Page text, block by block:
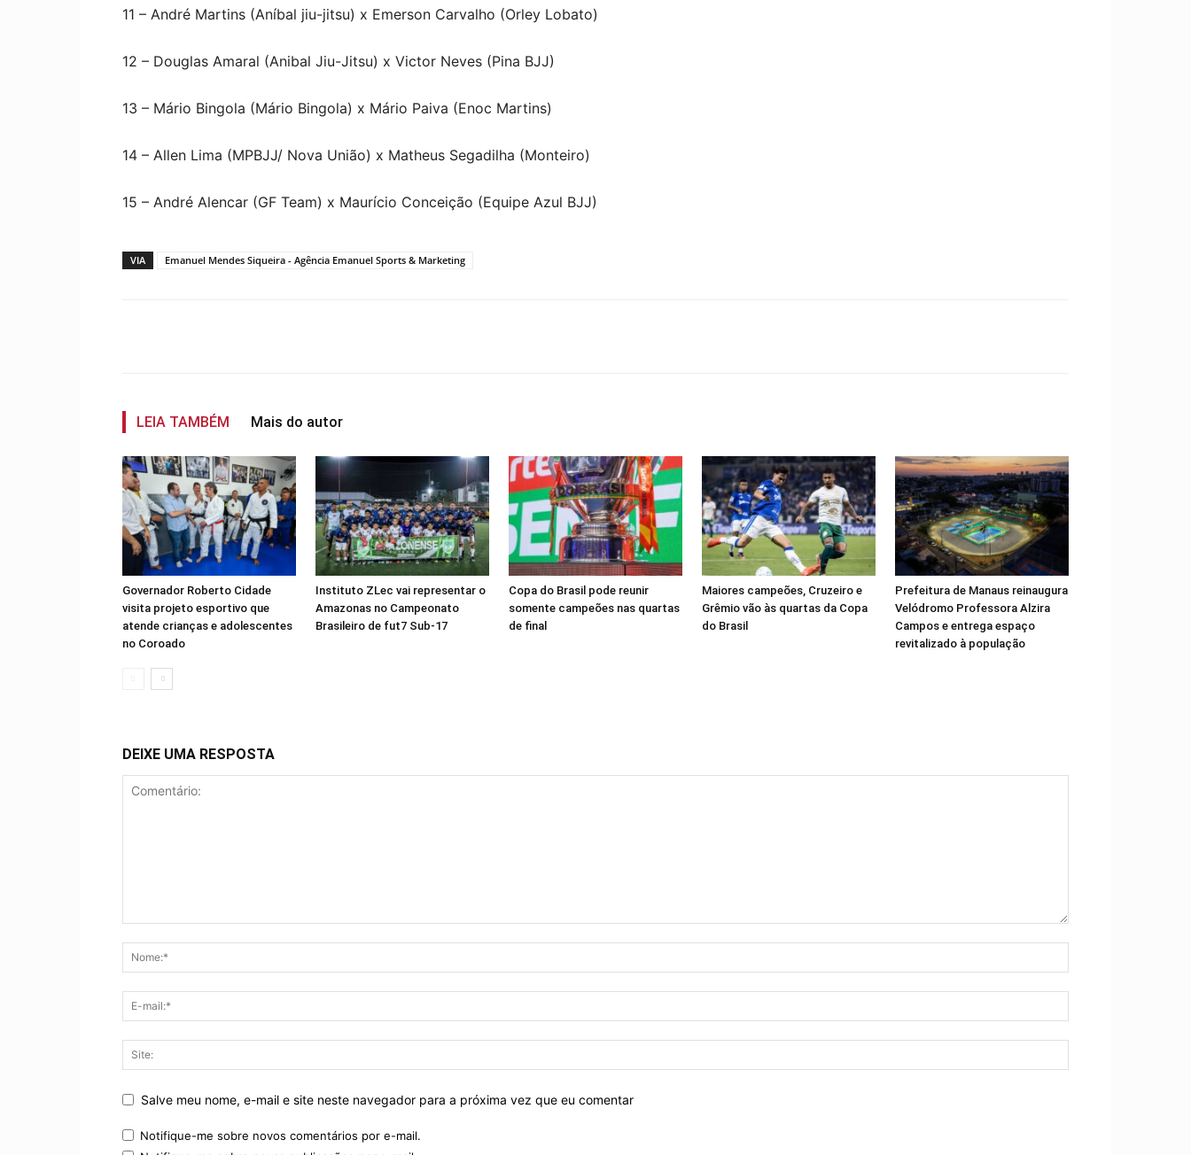
11 – André Martins (Aníbal jiu-jitsu) x Emerson Carvalho (Orley Lobato)
12 – Douglas Amaral (Anibal Jiu-Jitsu) x Victor Neves (Pina BJJ)
13 – Mário Bingola (Mário Bingola) x Mário Paiva (Enoc Martins)
14 – Allen Lima (MPBJJ/ Nova União) x Matheus Segadilha (Monteiro)
15 – André Alencar (GF Team) x Maurício Conceição (Equipe Azul BJJ)
VIA Emanuel Mendes Siqueira - Agência Emanuel Sports & Marketing
LEIA TAMBÉM Mais do autor
Governador Roberto Cidade
visita projeto esportivo que
atende crianças e adolescentes
no Coroado
Instituto ZLec vai representar o
Amazonas no Campeonato
Brasileiro de fut7 Sub-17
Copa do Brasil pode reunir
somente campeões nas quartas
de final
Maiores campeões, Cruzeiro e
Grêmio vão às quartas da Copa
do Brasil
Prefeitura de Manaus reinaugura
Velódromo Professora Alzira
Campos e entrega espaço
revitalizado à população
DEIXE UMA RESPOSTA
Salve meu nome, e-mail e site neste navegador para a próxima vez que eu comentar
Notifique-me sobre novos comentários por e-mail.